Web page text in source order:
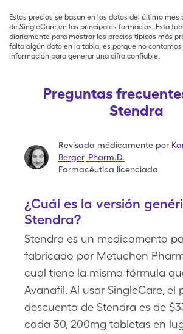
Estos precios se basan en los datos del último mes
de SingleCare en las principales farmacias. Esta
diariamente para mostrar los precios típicos más
falta algún dato en la tabla, es porque no
información para generar una cifra confiable.
Preguntas
Stendra
Revisada médicamente por
Berger, Pharm.D.
Farmacéutica licenciada
¿Cuál es la versión
Stendra?
Stendra es un medicamento
fabricado por Metuchen
cual tiene la misma fórmula
Avanafil. Al usar SingleCare, el
descuento de Stendra es de
cada 30, 200mg tabletas en